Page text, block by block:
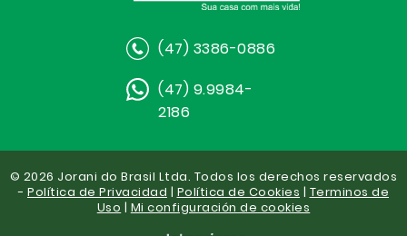
(47) 3386-0886
(47) 9.9984-
2186
© 2026 Jorani do Brasil Ltda. Todos los derechos reservados
- Política de Privacidad | Política de Cookies | Terminos de
Uso | Mi configuración de cookies